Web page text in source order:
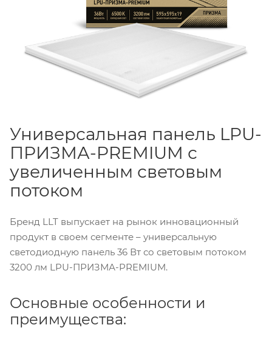
Универсальная панель LPU-
ПРИЗМА-PREMIUM с
увеличенным световым
потоком
Бренд LLT выпускает на рынок инновационный
продукт в своем сегменте – универсальную
светодиодную панель 36 Вт со световым потоком
3200 лм LPU-ПРИЗМА-PREMIUM.
Основные особенности и
преимущества: